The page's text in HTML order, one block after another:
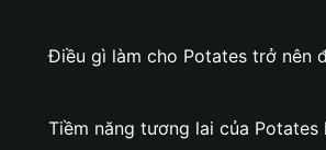
Điều gì làm cho Potates trở nên
Tiềm năng tương lai của Potates